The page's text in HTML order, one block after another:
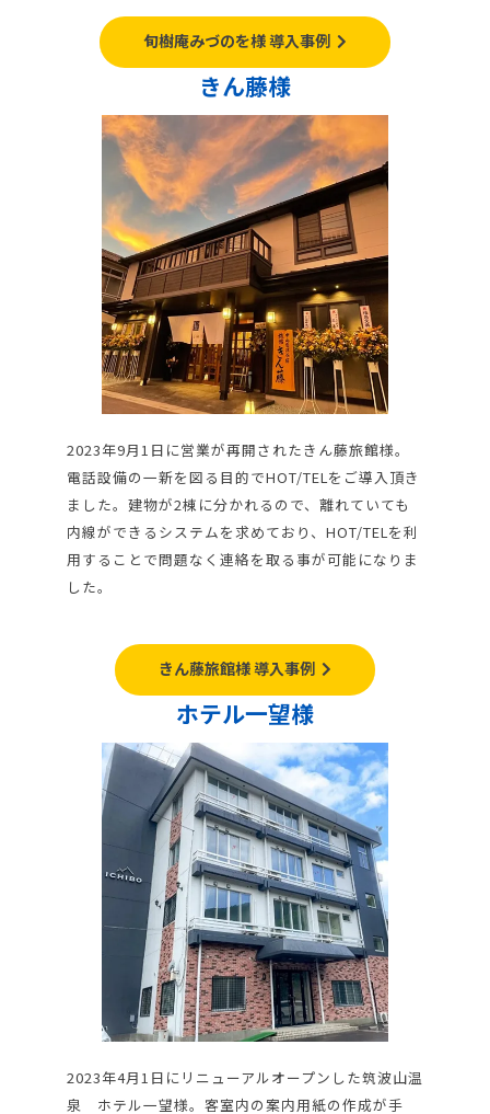
旬樹庵みづのを様 導入事例
きん藤様
2023年9月1日に営業が再開されたきん藤旅館様。
電話設備の一新を図る目的でHOT/TELをご導入頂き
ました。建物が2棟に分かれるので、離れていても
内線ができるシステムを求めており、HOT/TELを利
用することで問題なく連絡を取る事が可能になりま
した。
きん藤旅館様 導入事例
ホテル一望様
2023年4月1日にリニューアルオープンした筑波山温
泉 ホテル一望様。客室内の案内用紙の作成が手